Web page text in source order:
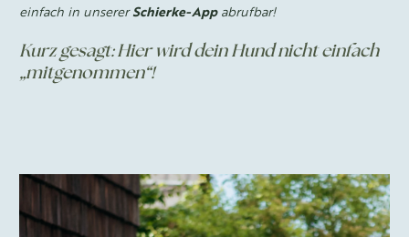
einfach in unsererSchierke-Appabrufbar!
Kurz gesagt: Hier wird dein Hund nicht einfach
„mitgenommen“!